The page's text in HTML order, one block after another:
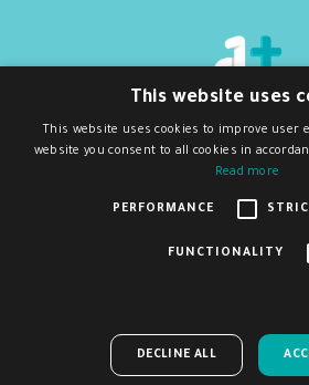
و شروط الاستخدام
بنشرتنا البريدية
مالي من الاتحاد الأوروبي. المحتوى الموجود فيه
منصة ديوان بلس من خلال المشاركة في
This website uses
This website uses cookies to improve user
website you consent to all cookies in
Read more
PERFORMANCE
FUNCTIONALITY
DECLINE ALL